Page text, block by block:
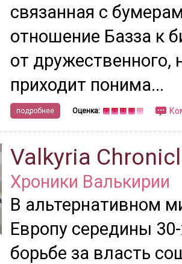
связанная с
отношение Базза к
от дружественного,
приходит понима...
подробнее Оценка:
Valkyria
Хроники Валькирии
В альтернативном
Европу середины
борьбе за власть